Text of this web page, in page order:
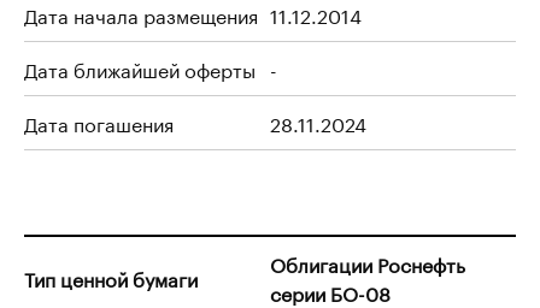
Дата начала размещения 11.12.2014
Дата ближайшей оферты -
Дата погашения
28.11.2024
Тип ценной бумаги
Облигации Роснефть
серии БО-08